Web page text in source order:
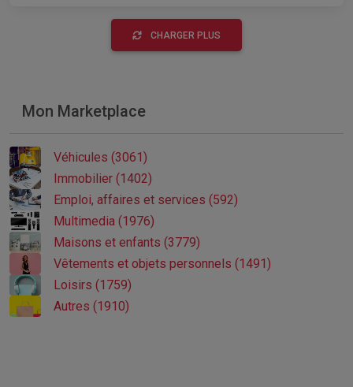
CHARGER PLUS
Mon Marketplace
Véhicules (3061)
Immobilier (1402)
Emploi, affaires et services (592)
Multimedia (1976)
Maisons et enfants (3779)
Vêtements et objets personnels (1491)
Loisirs (1759)
Autres (1910)